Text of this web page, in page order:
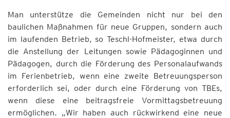
Man unterstütze die Gemeinden nicht nur bei den
baulichen Maßnahmen für neue Gruppen, sondern auch
im laufenden Betrieb, so Teschl-Hofmeister, etwa durch
die Anstellung der Leitungen sowie Pädagoginnen und
Pädagogen, durch die Förderung des Personalaufwands
im Ferienbetrieb, wenn eine zweite Betreuungsperson
erforderlich sei, oder durch eine Förderung von TBEs,
wenn diese eine beitragsfreie Vormittagsbetreuung
ermöglichen. „Wir haben auch rückwirkend eine neue